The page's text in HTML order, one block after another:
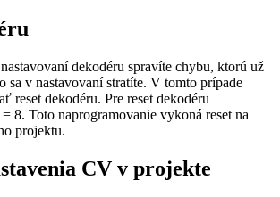
dekodéru spravíte chybu, ktorú už
sa v nastavovaní stratíte. V tomto prípade
reset dekodéru. Pre reset dekodéru
8. Toto naprogramovanie vykoná reset na
projektu.
CV v projekte